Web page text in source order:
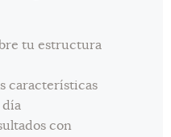
tu estructura
características
día
con